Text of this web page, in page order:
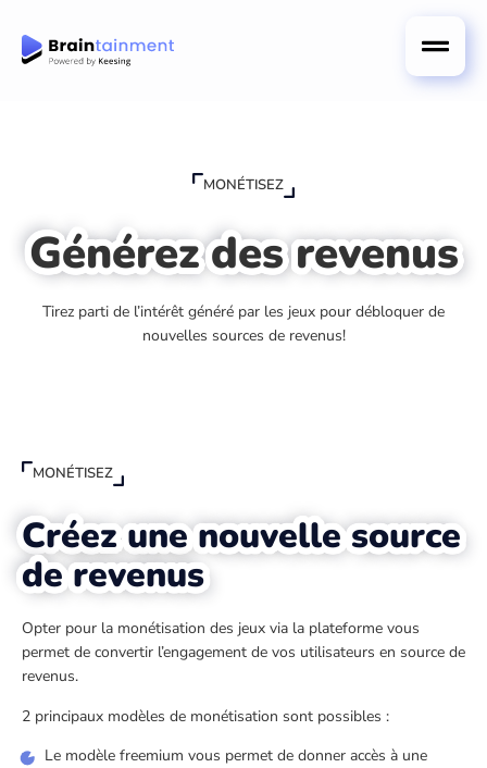
MONÉTISEZ
Générez des revenus
Tirez parti de l’intérêt généré par les jeux pour débloquer de
nouvelles sources de revenus!
MONÉTISEZ
Créez une nouvelle source
de revenus
Opter pour la monétisation des jeux via la plateforme vous
permet de convertir l’engagement de vos utilisateurs en source de
revenus.
2 principaux modèles de monétisation sont possibles :
Le modèle freemium vous permet de donner accès à une